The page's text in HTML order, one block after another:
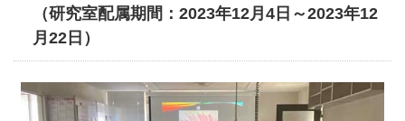
（研究室配属期間：2023年12月4日～2023年12
月22日）